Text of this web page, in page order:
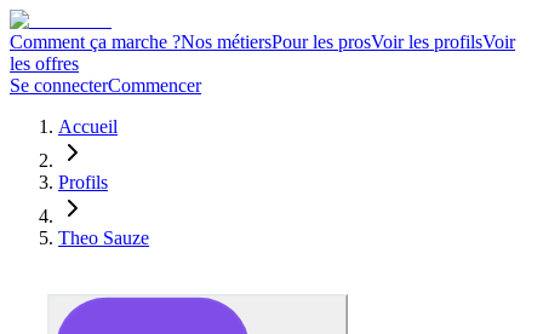
Comment ça marche ?Nos métiersPour les prosVoir les profilsVoir
les offres
Se connecterCommencer
Accueil
Profils
Theo Sauze